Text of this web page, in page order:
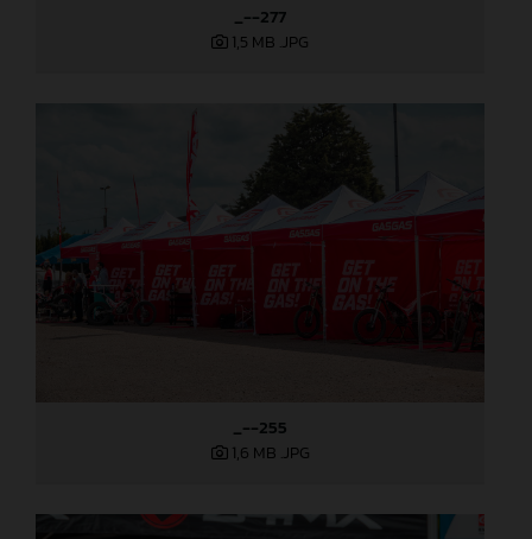
_--277
1,5 MB .JPG
_--255
1,6 MB .JPG